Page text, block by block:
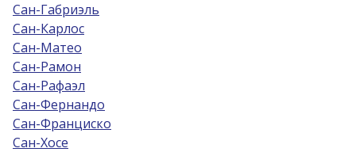
Сан-Габриэль
Сан-Карлос
Сан-Матео
Сан-Рамон
Сан-Рафаэл
Сан-Фернандо
Сан-Франциско
Сан-Хосе